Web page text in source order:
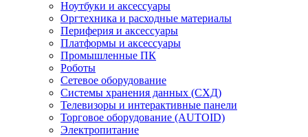
Ноутбуки и аксессуары
Оргтехника и расходные материалы
Периферия и аксессуары
Платформы и аксессуары
Промышленные ПК
Роботы
Сетевое оборудование
Системы хранения данных (СХД)
Телевизоры и интерактивные панели
Торговое оборудование (AUTOID)
Электропитание